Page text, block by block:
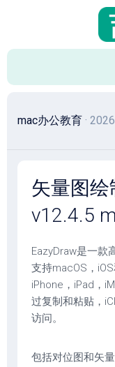
容
mac办公教育 ·
矢量图绘
v12.4.5
EazyDraw是一款
支持macOS，
iPhone，iPad，
过复制和粘贴，
访问。
包括对位图和矢